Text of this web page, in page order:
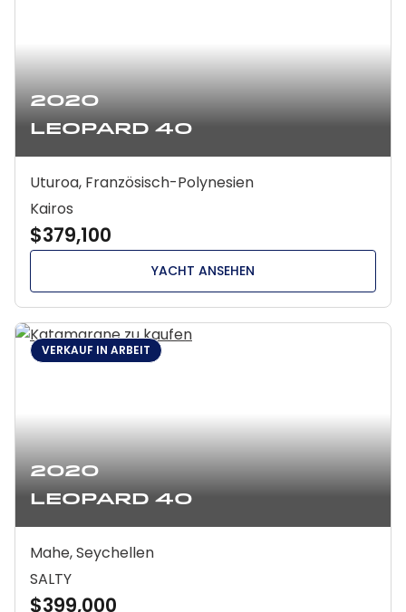
2020
Leopard 40
Uturoa, Französisch-Polynesien
Kairos
$379,100
YACHT ANSEHEN
2020
Leopard 40
VERKAUF IN ARBEIT
Mahe, Seychellen
SALTY
$399,000